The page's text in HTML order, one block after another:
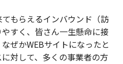
てもらえるインバウンド（訪
すく、皆さん一生懸命に接
ぜかWEBサイトになったと
対して、多くの事業者の方